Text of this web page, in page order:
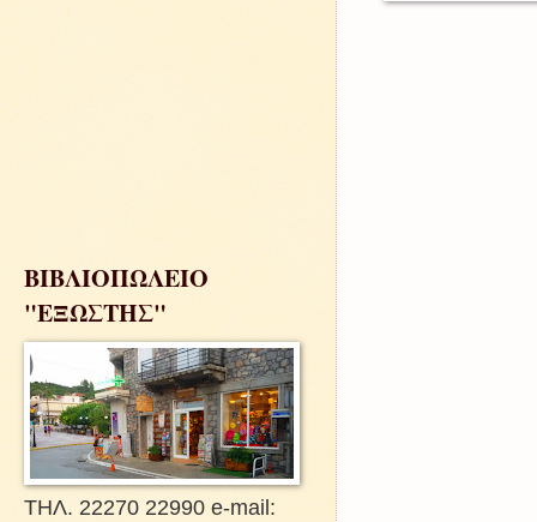
ΒΙΒΛΙΟΠΩΛΕΙΟ
"ΕΞΩΣΤΗΣ"
ΤΗΛ. 22270 22990 e-mail: